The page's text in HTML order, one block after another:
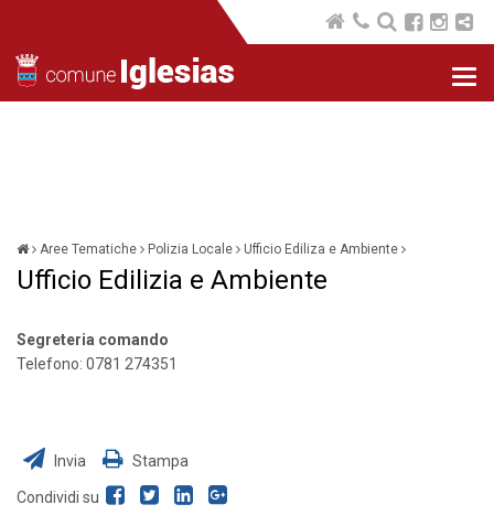
Aree Tematiche Polizia Locale Ufficio Ediliza e Ambiente
Ufficio Edilizia e Ambiente
Segreteria comando
Telefono: 0781 274351
Invia Stampa
Condividi su